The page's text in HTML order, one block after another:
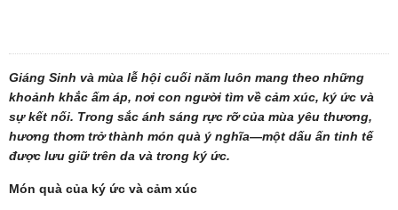
Giáng Sinh và mùa lễ hội cuối năm luôn mang theo những
khoảnh khắc ấm áp, nơi con người tìm về cảm xúc, ký ức và
sự kết nối. Trong sắc ánh sáng rực rỡ của mùa yêu thương,
hương thơm trở thành món quà ý nghĩa—một dấu ấn tinh tế
được lưu giữ trên da và trong ký ức.
Món quà của ký ức và cảm xúc